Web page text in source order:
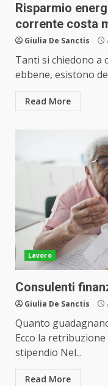
Risparmio
corrente costa
Giulia De Sanctis
Tanti si chiedono a
ebbene, esistono
Read More
Lavoro
Consulenti
Giulia De Sanctis
Quanto
Ecco la
stipendio Nel...
Read More